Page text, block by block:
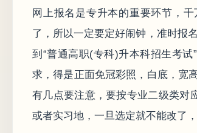
网上报名是专升本的重要环节，
了，所以一定要定好闹钟，准时报
到“普通高职(专科)升本科招生考
求，得是正面免冠彩照，白底，宽
有几点要注意，要按专业二级类对
或者实习地，一旦选定就不能改了